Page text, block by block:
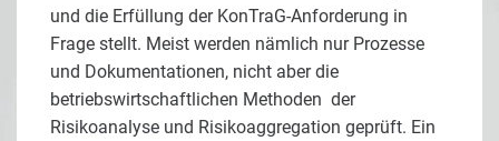
und die Erfüllung der KonTraG-Anforderung in
Frage stellt. Meist werden nämlich nur Prozesse
und Dokumentationen, nicht aber die
betriebswirtschaftlichen Methoden der
Risikoanalyse und Risikoaggregation geprüft. Ein